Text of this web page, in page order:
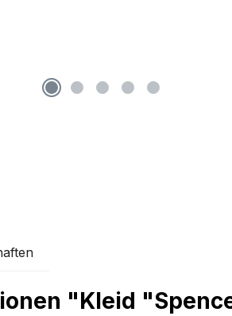
"Kleid